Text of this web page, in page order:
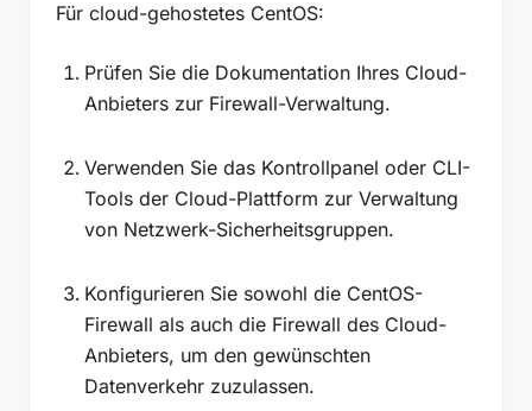
Für cloud-gehostetes CentOS:
Prüfen Sie die Dokumentation Ihres Cloud-
Anbieters zur Firewall-Verwaltung.
Verwenden Sie das Kontrollpanel oder CLI-
Tools der Cloud-Plattform zur Verwaltung
von Netzwerk-Sicherheitsgruppen.
Konfigurieren Sie sowohl die CentOS-
Firewall als auch die Firewall des Cloud-
Anbieters, um den gewünschten
Datenverkehr zuzulassen.